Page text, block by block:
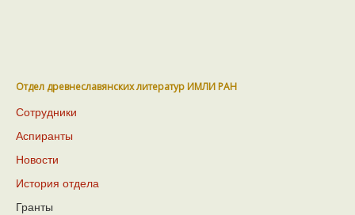
Отдел древнеславянских литератур ИМЛИ РАН
Сотрудники
Аспиранты
Новости
История отдела
Гранты